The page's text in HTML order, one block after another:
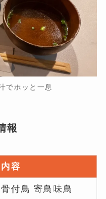
でホッと一息
報
内容
骨付鳥 寄鳥味鳥